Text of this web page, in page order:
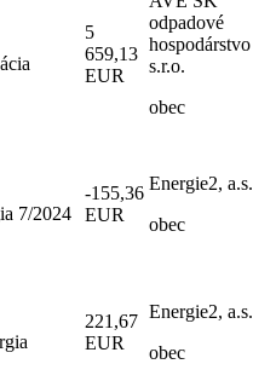
5
659,13
EUR
odpadové
hospodárstvo
s.r.o.
obec
7/2024
-155,36
EUR
Energie2, a.s.
obec
221,67
EUR
Energie2, a.s.
obec